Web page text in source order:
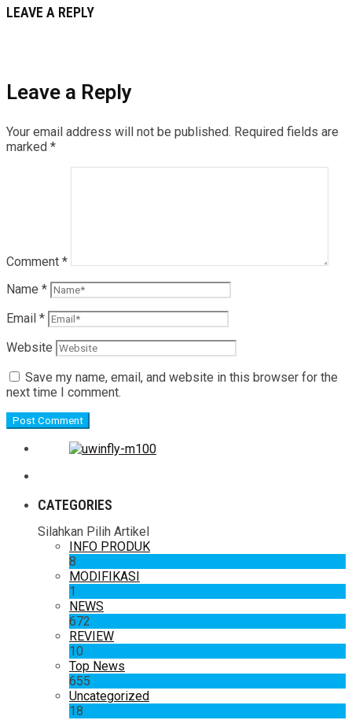
LEAVE A REPLY
Leave a Reply
Your email address will not be published. Required fields are
marked *
Comment *
Name *
Email *
Website
Save my name, email, and website in this browser for the
next time I comment.
CATEGORIES
Silahkan Pilih Artikel
INFO PRODUK
8
MODIFIKASI
1
NEWS
672
REVIEW
10
Top News
655
Uncategorized
18